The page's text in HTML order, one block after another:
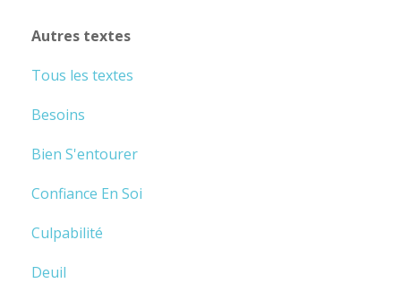
Autres textes
Tous les textes
Besoins
Bien S'entourer
Confiance En Soi
Culpabilité
Deuil